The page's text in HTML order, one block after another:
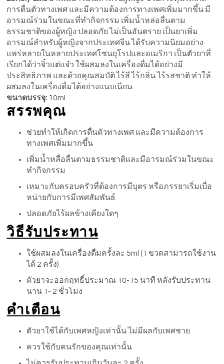
การตื่นตัวทางเพศ และมีความต้องการทางเพศเพิ่มมากขึ้น มี
อารมณ์ร่วมในขณะที่ทำกิจกรรม เพิ่มน้ำหล่อลื่นตาม
ธรรมชาติของผู้หญิง ปลอดภัย ไม่เป็นอันตราย เป็นยาเพิ่ม
อารมณ์สำหรับผู้หญิงจากประเทศจีน ได้รับความนิยมอย่าง
แพร่หลายในหลายประเทศโซนยุโรปและอเมริกา เป็นตัวยาที่
เรียกได้ว่าจิ๋วแต่แจ๋ว ใช้ผสมลงในเครื่องดื่มได้อย่างมี
ประสิทธิภาพ และด้วยคุณสมบัติ ไร้สี ไร้กลิ่น ไร้รสชาติ ทำให้
ผสมลงในเครื่องดื่มได้อย่างแนบเนียน
ขนาดบรรจุ: 10ml
สรรพคุณ
ช่วยทำให้เกิดการตื่นตัวทางเพศ และมีความต้องการ
ทางเพศเพิ่มมากขึ้น
เพิ่มน้ำหลื่อลื่นตามธรรมชาติและมีอารมณ์ร่วมในขณะ
ทำกิจกรรม
เหมาะกับครอบครัวที่ต้องการมีบุตร หรือภรรยาเริ่มเบื่อ
หน่ายกับการมีเพศสัมพันธ์
ปลอดภัยไร้ผลข้างเคียงใดๆ
วิธีรับประทาน
ใช้ผสมลงในเครื่องดื่มครั้งละ 5ml (1 ขวดสามารถใช้งาน
ได้ 2 ครั้ง)
ตัวยาจะออกฤทธิ์ประมาณ 10-15 นาที หลังรับประทาน
นาน 1- 2 ชั่วโมง
คำเตือน
ตัวยาใช้ได้กับเพศหญิงเท่านั้น ไม่มีผลกับเพศชาย
ควรใช้กับคนรักของคุณเท่านั้น